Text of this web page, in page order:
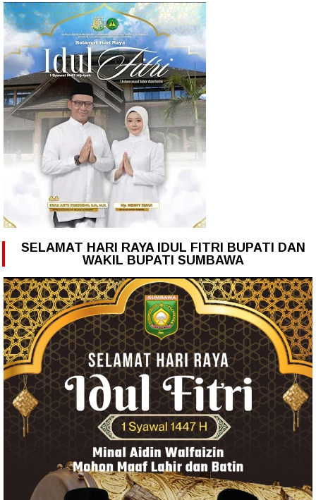
SELAMAT HARI RAYA IDUL FITRI BUPATI DAN
WAKIL BUPATI SUMBAWA